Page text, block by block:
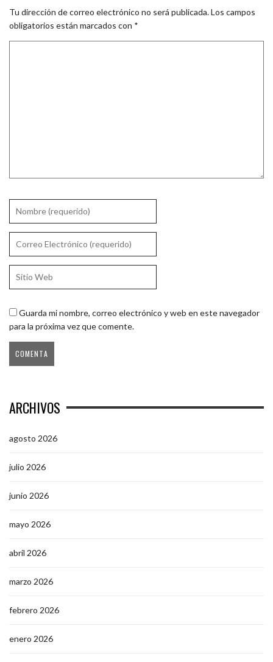
Tu dirección de correo electrónico no será publicada.Los campos
obligatorios están marcados con *
Guarda mi nombre, correo electrónico y web en este navegador
para la próxima vez que comente.
ARCHIVOS
agosto 2026
julio 2026
junio 2026
mayo 2026
abril 2026
marzo 2026
febrero 2026
enero 2026